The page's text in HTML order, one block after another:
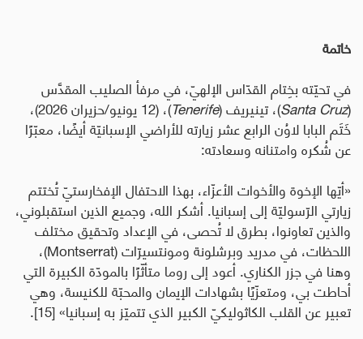
خاتمة
في تحيّته بخِتام القدّاس الإلهيّ، في مرفأ الصليب المقدَّس
(
Santa Cruz)، تينيريف (Tenerife )، (12 يونيو/حزيران 2026)،
خَتَمالبابا لاوُن الرابع عشر زيارتهللأراضي الإسبانيّة أيضًا، معبّرًا
عن شُكره وامتنانه وسعادته:
«أيّها الإخوة والأخوات الأعزّاء، بهذا الاحتفال الإفخارستيّ تُختتم
زيارتي الرّسوليّة إلى إسبانيا. أشكر الله، وجميع الذين استقبلوني،
والذين تعاونوا، بطرق لا تُحصى، في الإعداد وتحقيق مختلف
اللحظات، في مدريد وبرشلونة ومونتسيرّات (Montserrat)،
وهنا في جزر الكناري.أعود إلى روما متأثّرًا بالمودّة الكبيرة التي
أحاطت بي، ومتعزّيًا بشهادات الإيمان والمحبّة للكنيسة، وهي
تعبير عن القلب الكاثوليكيّ الكبير الذي تتميّز به إسبانيا» [15].